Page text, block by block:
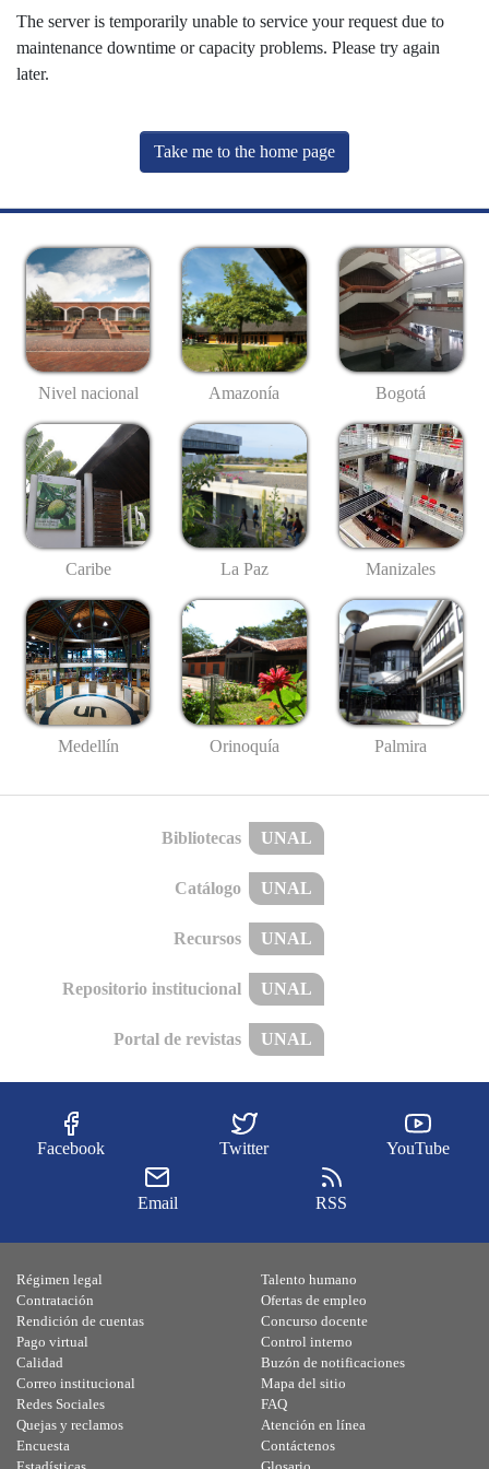
The server is temporarily unable to service your request due to
maintenance downtime or capacity problems. Please try again
later.
Take me to the home page
Nivel nacional Amazonía Bogotá
Caribe La Paz Manizales
Medellín Orinoquía Palmira
Bibliotecas UNAL
Catálogo UNAL
Recursos UNAL
Repositorio institucional UNAL
Portal de revistas UNAL
Facebook Twitter YouTube
Email RSS
Régimen legal
Contratación
Rendición de cuentas
Pago virtual
Calidad
Talento humano
Ofertas de empleo
Concurso docente
Control interno
Buzón de notificaciones
Correo institucional
Redes Sociales
Quejas y reclamos
Encuesta
Mapa del sitio
FAQ
Atención en línea
Contáctenos